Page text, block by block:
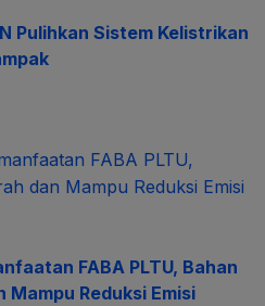
Pulihkan Sistem Kelistrikan
FABA PLTU, Bahan
Reduksi Emisi